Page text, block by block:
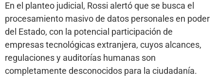
En el planteo judicial, Rossi alertó que se busca el
procesamiento masivo de datos personales en poder
del Estado, con la potencial participación de
empresas tecnológicas extranjera, cuyos alcances,
regulaciones y auditorías humanas son
completamente desconocidos para la ciudadanía.